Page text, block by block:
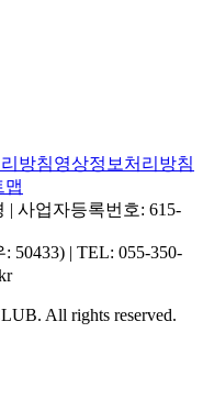
방침영상정보처리방침
맵
| 사업자등록번호: 615-
50433) | TEL: 055-350-
All rights reserved.